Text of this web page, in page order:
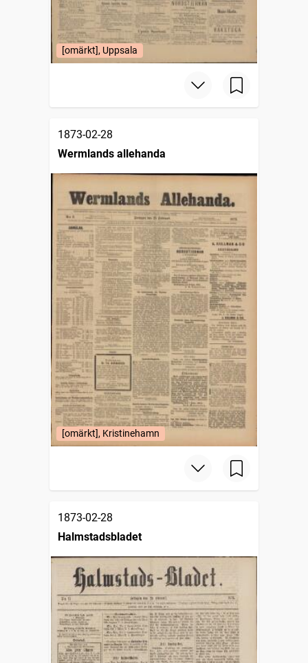
[omärkt], Uppsala
1873-02-28
Wermlands allehanda
[omärkt], Kristinehamn
1873-02-28
Halmstadsbladet